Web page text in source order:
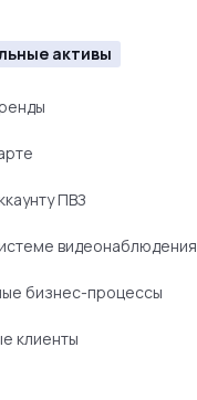
активы
ПВЗ
видеонаблюдения
бизнес-процессы
клиенты